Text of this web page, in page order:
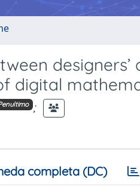
designers’
digital
;
completa (DC)